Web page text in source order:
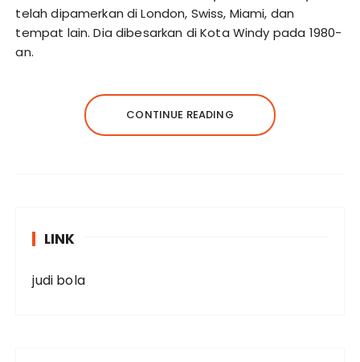
telah dipamerkan di London, Swiss, Miami, dan
tempat lain. Dia dibesarkan di Kota Windy pada 1980-
an.
CONTINUE READING
LINK
judi bola